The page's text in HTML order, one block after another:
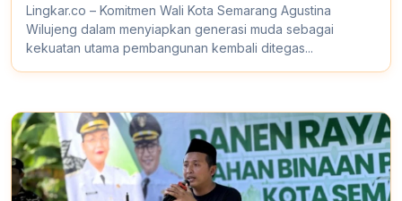
Lingkar.co – Komitmen Wali Kota Semarang Agustina
Wilujeng dalam menyiapkan generasi muda sebagai
kekuatan utama pembangunan kembali ditegas...